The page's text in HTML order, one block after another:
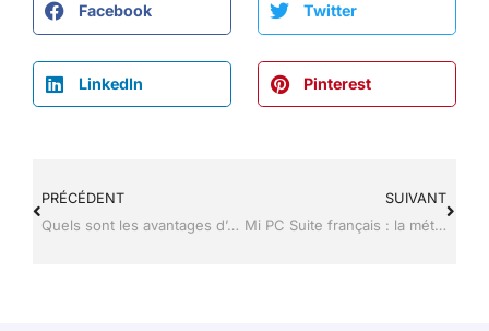
Facebook Twitter
LinkedIn Pinterest
PRÉCÉDENT
Quels sont les avantages d’une application de gestion de cave à vin ?
SUIVANT
Mi PC Suite français : la méthode efficace pour gérer un Xiaomi sur PC